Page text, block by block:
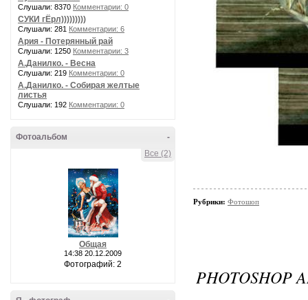
Слушали: 8370 Комментарии: 0
СУКИ гЁрл)))))))))
Слушали: 281 Комментарии: 6
Ария - Потерянный рай
Слушали: 1250 Комментарии: 3
А.Данилко. - Весна
Слушали: 219 Комментарии: 0
А.Данилко. - Собирая желтые
листья
Слушали: 192 Комментарии: 0
-
Фотоальбом
Все (2)
Общая
14:38 20.12.2009
Фотографий: 2
Рубрики: Фотошоп
PHOTOSHOP